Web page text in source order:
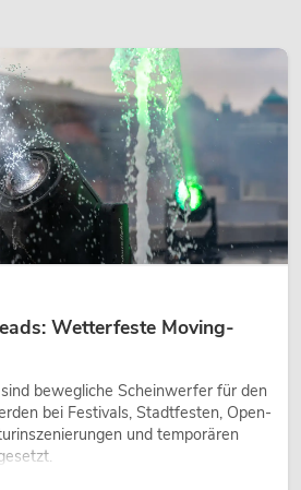
Wetterfeste Moving-
bewegliche Scheinwerfer für den
bei Festivals, Stadtfesten, Open-
und temporären